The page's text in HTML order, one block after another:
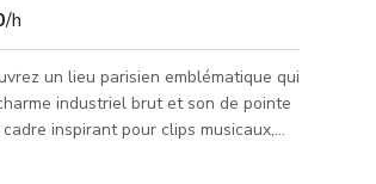
/h
un lieu parisien emblématique qui
industriel brut et son de pointe
inspirant pour clips musicaux,